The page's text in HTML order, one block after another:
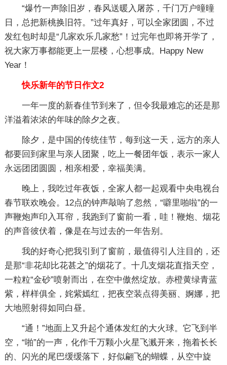
“爆竹一声除旧岁，春风送暖入屠苏，千门万户曈曈
日，总把新桃换旧符。”过年真好，可以全家团圆，不过
发红包时却是“几家欢乐几家愁”！过完年也即将开学了，
祝大家万事都能更上一层楼，心想事成。Happy New
Year！
快乐新年的节日作文2
一年一度的新春佳节到来了，但令我最难忘的还是那
洋溢着浓浓的年味的除夕之夜。
除夕，是中国的传统佳节，每到这一天，远方的亲人
都要回到家里与亲人团聚，吃上一餐团年饭，表示一家人
永远团团圆圆，相亲相爱，幸福美满。
晚上，我吃过年夜饭，全家人都一起观看中央电视台
春节联欢晚会。12点的钟声敲响了忽然，“噼里啪啦”的一
声鞭炮声印入耳帘，我跑到了窗前一看，哇！鞭炮、烟花
的声音彼伏着，像是在与过去的一年告别。
我的好奇心把我引到了窗前，最值得引人注目的，还
是那“非花却比花甚之”的烟花了。十几支烟花直指天空，
一粒粒“金砂”喷射而出，在空中傲然绽放。赤橙黄绿青蓝
紫，样样俱全，姹紫嫣红，把夜空装点得美丽、婀娜，把
大地照射得如同白昼。
“通！”地面上又升起个通体发红的大火球。它飞到半
空，“啪”的一声，化作千万颗小火星飞溅开来，拖着长长
的、闪光的尾巴缓缓落下，好似翩飞的蝴蝶，从空中旋